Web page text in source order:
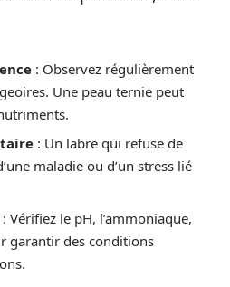
: Observez régulièrement
Une peau ternie peut
: Un labre qui refuse de
maladie ou d’un stress lié
: Vérifiez le pH, l’ammoniaque,
garantir des conditions